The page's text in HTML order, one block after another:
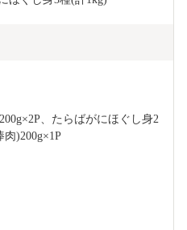
、たらばがにほぐし身2
)200g×1P